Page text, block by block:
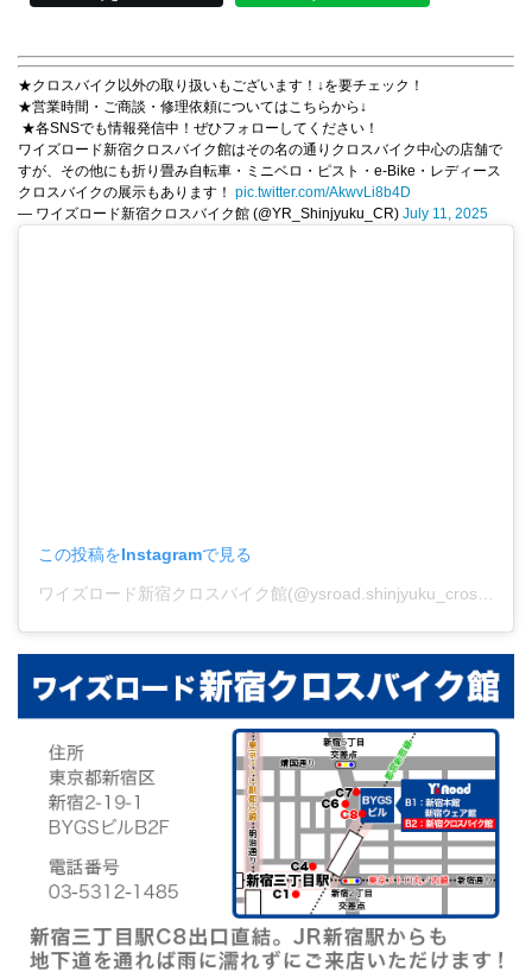
★クロスバイク以外の取り扱いもございます！↓を要チェック！
★営業時間・ご商談・修理依頼についてはこちらから↓
★各SNSでも情報発信中！ぜひフォローしてください！
ワイズロード新宿クロスバイク館はその名の通りクロスバイク中心の店舗で
すが、その他にも折り畳み自転車・ミニベロ・ピスト・e-Bike・レディース
クロスバイクの展示もあります！ pic.twitter.com/AkwvLi8b4D
— ワイズロード新宿クロスバイク館 (@YR_Shinjyuku_CR) July 11, 2025
この投稿をInstagramで見る
ワイズロード新宿クロスバイク館(@ysroad.shinjyuku_crossbike)がシェアした投稿